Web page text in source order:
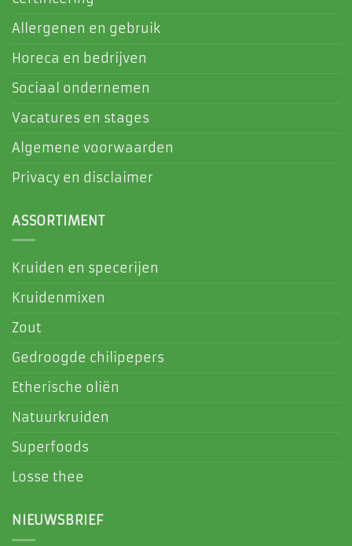
Allergenen en gebruik
Horeca en bedrijven
Sociaal ondernemen
Vacatures en stages
Algemene voorwaarden
Privacy en disclaimer
ASSORTIMENT
Kruiden en specerijen
Kruidenmixen
Zout
Gedroogde chilipepers
Etherische oliën
Natuurkruiden
Superfoods
Losse thee
NIEUWSBRIEF